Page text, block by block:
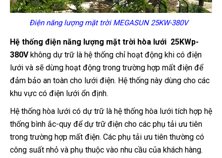
Điện năng lượng mặt trời MEGASUN 25KW-380V
Hệ thống điện năng lượng mặt trời hòa lưới 25KWp-
380Vkhông dự trữ là hệ thống chỉ hoạt động khi có điện
lưới và sẽ dừng hoạt động trong trường hợp mất điện để
đảm bảo an toàn cho lưới điện. Hệ thống này dùng cho các
khu vực có điện lưới ổn định.
Hệ thống hòa lưới có dự trữ là hệ thống hòa lưới tích hợp hệ
thống bình ắc-quy để dự trữ điện cho các phụ tải ưu tiên
trong trường hợp mất điện. Các phụ tải ưu tiên thường có
công suất nhỏ và phụ thuộc vào nhu cầu của khách hàng.